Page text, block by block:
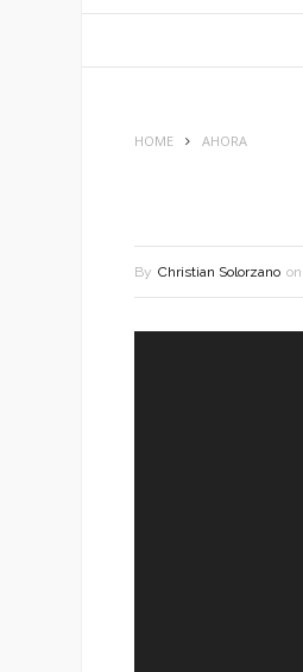
HOME AHORA
By Christian Solorzano on